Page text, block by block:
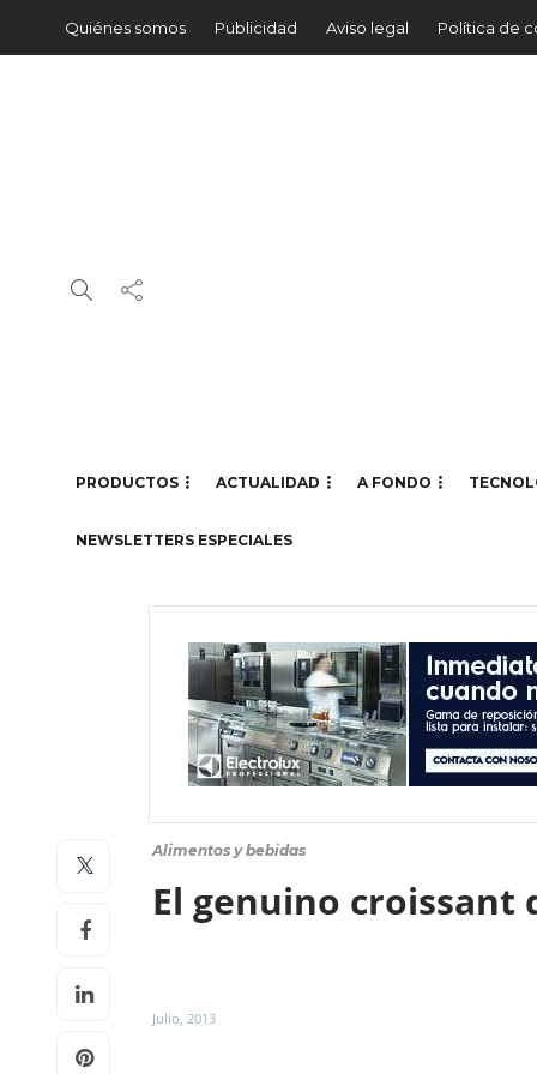
Quiénes somos Publicidad Aviso legal Política de
PRODUCTOS ACTUALIDAD A FONDO
NEWSLETTERS ESPECIALES
Alimentos y bebidas
El genuino
Julio, 2013